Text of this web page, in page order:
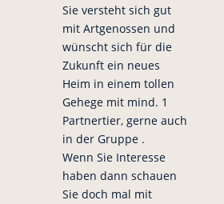
Sie versteht sich gut
mit Artgenossen und
wünscht sich für die
Zukunft ein neues
Heim in einem tollen
Gehege mit mind. 1
Partnertier, gerne auch
in der Gruppe .
Wenn Sie Interesse
haben dann schauen
Sie doch mal mit